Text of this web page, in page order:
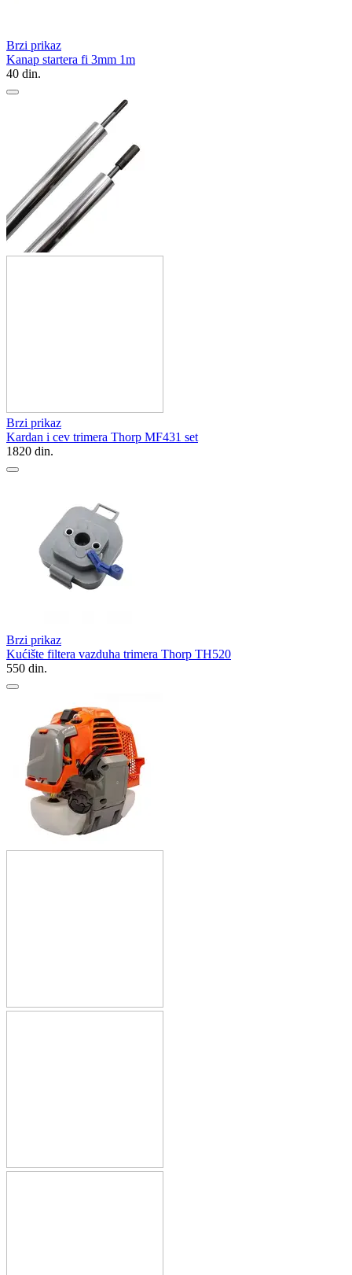
Brzi prikaz
Kanap startera fi 3mm 1m
40 din.
Brzi prikaz
Kardan i cev trimera Thorp MF431 set
1820 din.
Brzi prikaz
Kućište filtera vazduha trimera Thorp TH520
550 din.